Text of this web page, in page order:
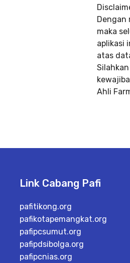
Dengan
maka
aplikasi
atas
Ahli
Link Cabang Pafi
pafitikong.org
pafikotapemangkat.org
pafipcsumut.org
pafipdsibolga.org
pafipcnias.org